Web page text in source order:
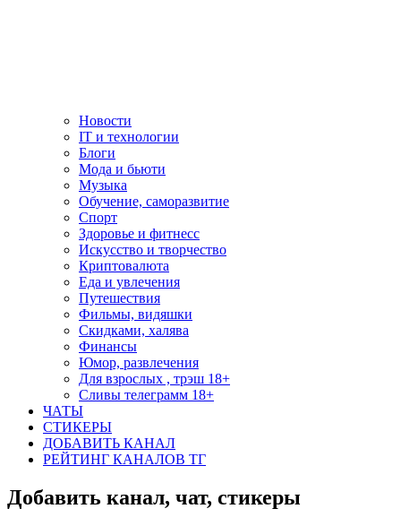
Новости
IT и технологии
Блоги
Мода и бьюти
Музыка
Обучение, саморазвитие
Спорт
Здоровье и фитнесс
Искусство и творчество
Криптовалюта
Еда и увлечения
Путешествия
Фильмы, видяшки
Скидками, халява
Финансы
Юмор, развлечения
Для взрослых , трэш 18+
Сливы телеграмм 18+
ЧАТЫ
СТИКЕРЫ
ДОБАВИТЬ КАНАЛ
РЕЙТИНГ КАНАЛОВ ТГ
Добавить канал, чат, стикеры